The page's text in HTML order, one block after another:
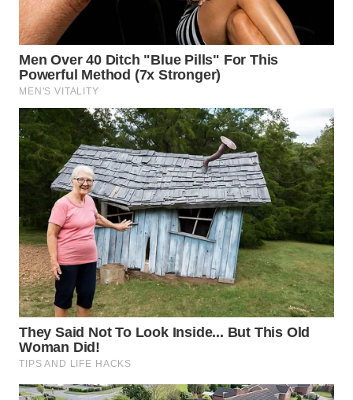
TENGAH
WN DELI
SERDANG
WN
TEBING
TINGGI
WN
PAKPAK
WN
KARAWANG
WN
BEKASI
WN